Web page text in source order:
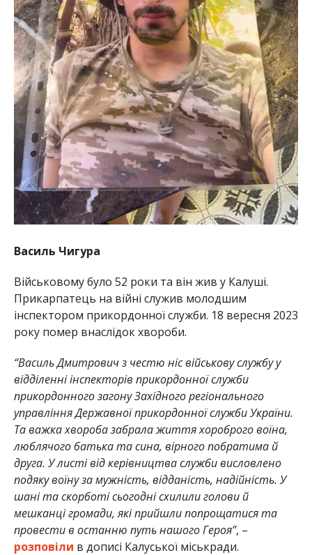
Василь Чигура
Військовому було 52 роки та він жив у Калуші.
Прикарпатець на війні служив молодшим
інспектором прикордонної служби. 18 вересня 2023
року помер внаслідок хвороби.
“Василь Дмитрович з честю ніс військову службу у
відділенні інспекторів прикордонної служби
прикордонного загону Західного регіонального
управління Державної прикордонної служби України.
Та важка хвороба забрала життя хороброго воїна,
люблячого батька та сина, вірного побратима й
друга. У листі від керівництва служби висловлено
подяку воїну за мужність, відданість, надійність. У
шані та скорботі сьогодні схилили голови й
мешканці громади, які прийшли попрощатися та
провести в останню путь нашого Героя”, –
розповіли в дописі Калуської міськради.